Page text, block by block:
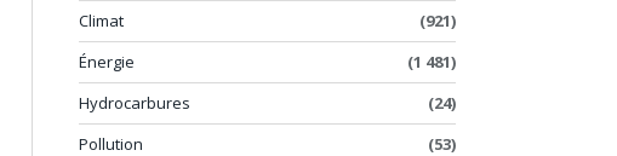
Climat
(921)
Énergie
(1 481)
Hydrocarbures
(24)
Pollution
(53)